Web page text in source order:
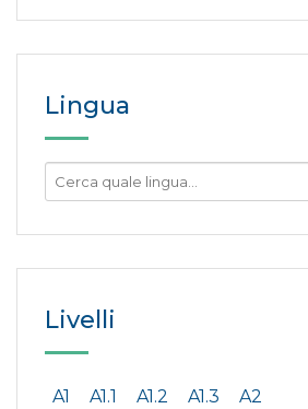
Lingua
Livelli
A1 A1.1 A1.2 A1.3 A2